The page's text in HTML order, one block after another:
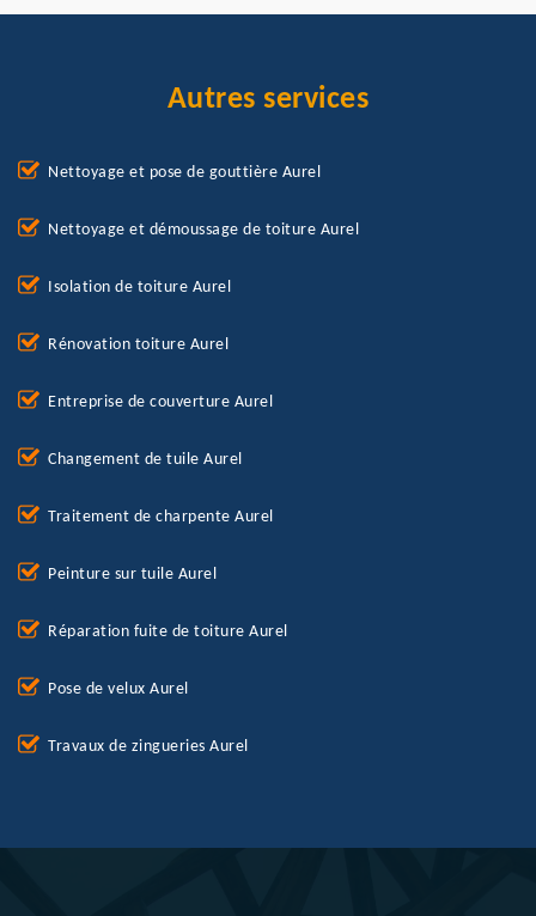
Autres services
Nettoyage et pose de gouttière Aurel
Nettoyage et démoussage de toiture Aurel
Isolation de toiture Aurel
Rénovation toiture Aurel
Entreprise de couverture Aurel
Changement de tuile Aurel
Traitement de charpente Aurel
Peinture sur tuile Aurel
Réparation fuite de toiture Aurel
Pose de velux Aurel
Travaux de zingueries Aurel